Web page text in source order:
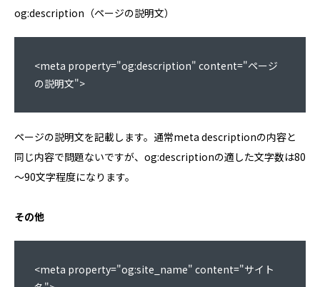
og:description（ページの説明文）
<meta property="og:description" content="ページ
の説明文">
ページの説明文を記載します。通常meta descriptionの内容と
同じ内容で問題ないですが、og:descriptionの適した文字数は80
～90文字程度になります。
その他
<meta property="og:site_name" content="サイト